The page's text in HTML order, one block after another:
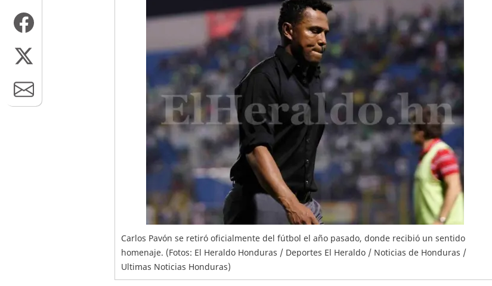
Carlos Pavón se retiró oficialmente del fútbol el año pasado, donde recibió un sentido
homenaje. (Fotos: El Heraldo Honduras / Deportes El Heraldo / Noticias de Honduras /
Ultimas Noticias Honduras)